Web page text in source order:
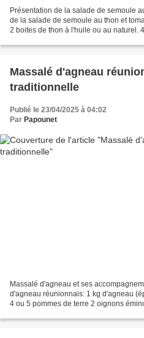
Présentation de la salade de semoule
de la salade de semoule au thon et
2 boites de thon à l'huile ou au naturel.
Massalé d'agneau
traditionnelle
Publié le 23/04/2025 à 04:02
Par Papounet
Massalé d'agneau et ses
d'agneau réunionnais: 1 kg d'agneau
4 ou 5 pommes de terre 2 oignons